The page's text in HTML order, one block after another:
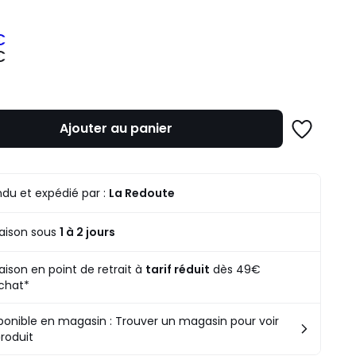
Ajouter au panier
Ajouter
et expédié par : La Redoute
sous1 à 2 jours
en point de retrait à tarif réduit dès 49€
en magasin : Trouver un magasin pour voir